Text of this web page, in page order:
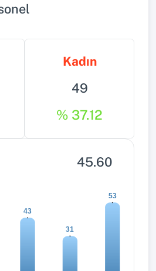
Kadın
49
% 37.12
45.60
43
31
53